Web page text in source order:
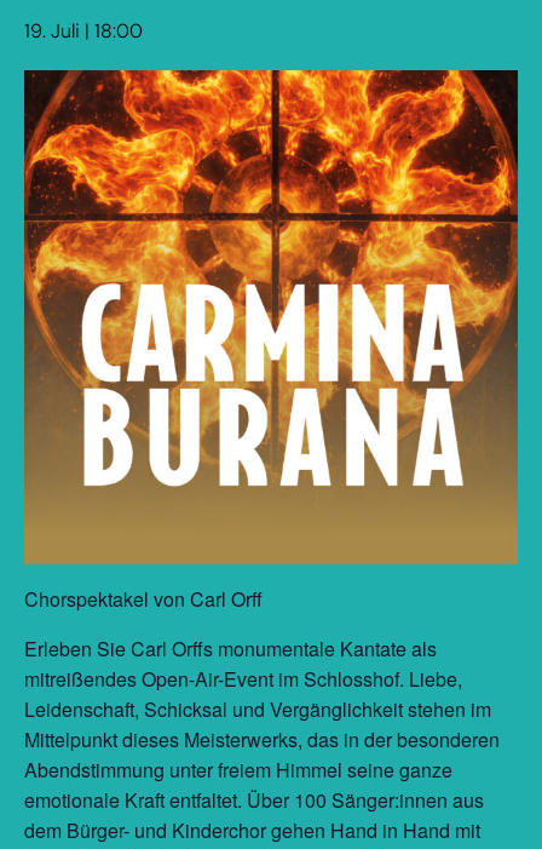
19. Juli | 18:00
Chorspektakel von Carl Orff
Erleben Sie Carl Orffs monumentale Kantate als
mitreißendes Open-Air-Event im Schlosshof. Liebe,
Leidenschaft, Schicksal und Vergänglichkeit stehen im
Mittelpunkt dieses Meisterwerks, das in der besonderen
Abendstimmung unter freiem Himmel seine ganze
emotionale Kraft entfaltet. Über 100 Sänger:innen aus
dem Bürger- und Kinderchor gehen Hand in Hand mit